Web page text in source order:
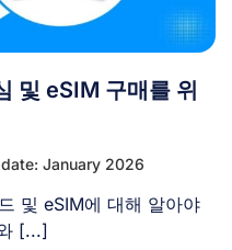
및 eSIM 구매를 위
January 2026
및 eSIM에 대해 알아야
[...]